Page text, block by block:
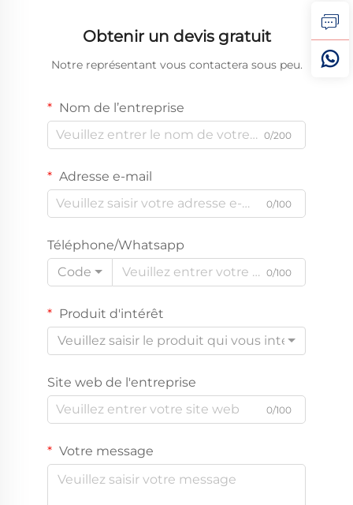
Obtenir un devis gratuit
Notre représentant vous contactera sous peu.
Nom de l’entreprise
0/200
Adresse e-mail
0/100
Téléphone/Whatsapp
Code
0/100
Produit d'intérêt
Veuillez saisir le produit qui vous intéresse
Site web de l'entreprise
0/100
Votre message